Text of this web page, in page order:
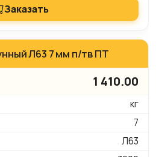
Заказать
Л63 7 мм п/тв ПТ
1 410.00
кг
7
Л63